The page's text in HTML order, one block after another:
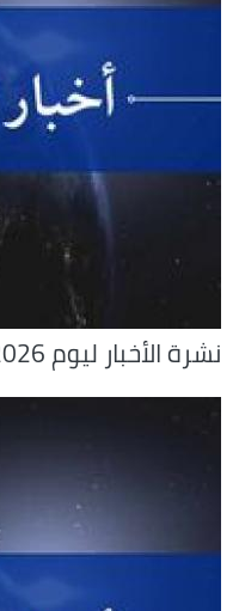
نشرة الأخبار ليوم 07/01/2026